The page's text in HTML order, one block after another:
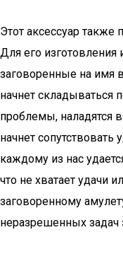
Этот аксессуар также
Для его
заговоренные на имя
начнет складываться
проблемы, наладятся
начнет
каждому из нас
что не хватает удачи
заговоренному
неразрешенных задач